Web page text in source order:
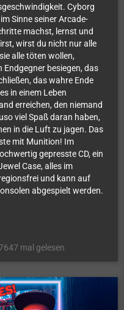
Cyborg
Sinne seiner Arcade-
machst, lernst und
wirst du nicht nur alle
alle töten wollen,
besiegen, das
das wahre Ende
in einem Leben
erreichen, den niemand
viel Spaß daran haben,
in die Luft zu jagen. Das
mit Munition! Im
gepresste CD, ein
Case, alles im
und kann auf
abgespielt werden.
mal gelesen